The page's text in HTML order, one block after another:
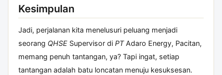
Kesimpulan
Jadi, perjalanan kita menelusuri peluang menjadi
seorang QHSE Supervisor di PTAdaro Energy, Pacitan,
memang penuh tantangan, ya? Tapi ingat, setiap
tantangan adalah batu loncatan menuju kesuksesan.